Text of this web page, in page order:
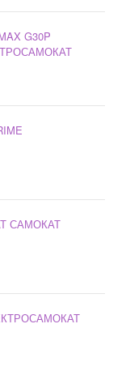
G30P
САМОКАТ